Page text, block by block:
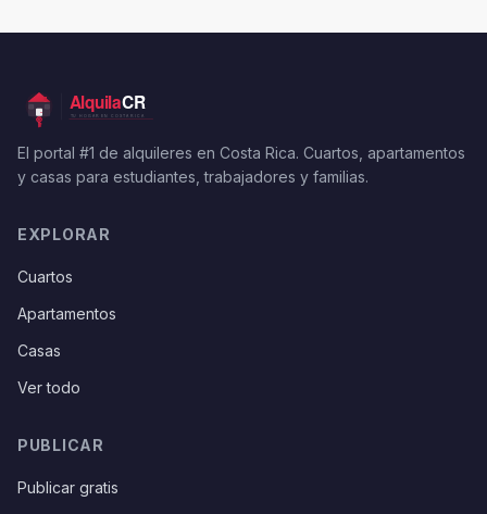
El portal #1 de alquileres en Costa Rica. Cuartos, apartamentos
y casas para estudiantes, trabajadores y familias.
EXPLORAR
Cuartos
Apartamentos
Casas
Ver todo
PUBLICAR
Publicar gratis